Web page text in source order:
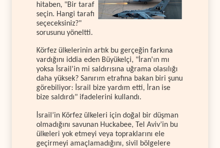
hitaben, "Bir taraf
seçin. Hangi tarafı
seçeceksiniz?"
sorusunu yöneltti.
Körfez ülkelerinin artık bu gerçeğin farkına
vardığını iddia eden Büyükelçi, "İran'ın mı
yoksa İsrail'in mi saldırısına uğrama olasılığı
daha yüksek? Sanırım etrafına bakan biri şunu
görebiliyor: İsrail bize yardım etti, İran ise
bize saldırdı" ifadelerini kullandı.
İsrail’in Körfez ülkeleri için doğal bir düşman
olmadığını savunan Huckabee, Tel Aviv’in bu
ülkeleri yok etmeyi veya topraklarını ele
geçirmeyi amaçlamadığını, sivil bölgelere